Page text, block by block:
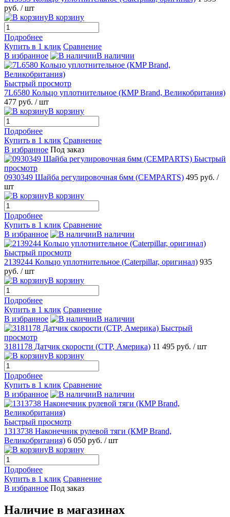
руб. / шт
В корзину
Подробнее
Купить в 1 клик Сравнение
В избранное
В наличии
Быстрый просмотр
7L6580 Кольцо уплотнительное (КMP Brand, Великобритания)
477 руб. / шт
В корзину
Подробнее
Купить в 1 клик Сравнение
В избранное Под заказ
Быстрый
просмотр
0930349 Шайба регулировочная 6мм (CEMPARTS) 495 руб. /
шт
В корзину
Подробнее
Купить в 1 клик Сравнение
В избранное
В наличии
Быстрый просмотр
2139244 Кольцо уплотнительное (Caterpillar, оригинал) 935
руб. / шт
В корзину
Подробнее
Купить в 1 клик Сравнение
В избранное
В наличии
Быстрый
просмотр
3181178 Датчик скорости (CTP, Америка) 11 495 руб. / шт
В корзину
Подробнее
Купить в 1 клик Сравнение
В избранное
В наличии
Быстрый просмотр
1313738 Наконечник рулевой тяги (КMP Brand,
Великобритания) 6 050 руб. / шт
В корзину
Подробнее
Купить в 1 клик Сравнение
В избранное Под заказ
Наличие в магазинах